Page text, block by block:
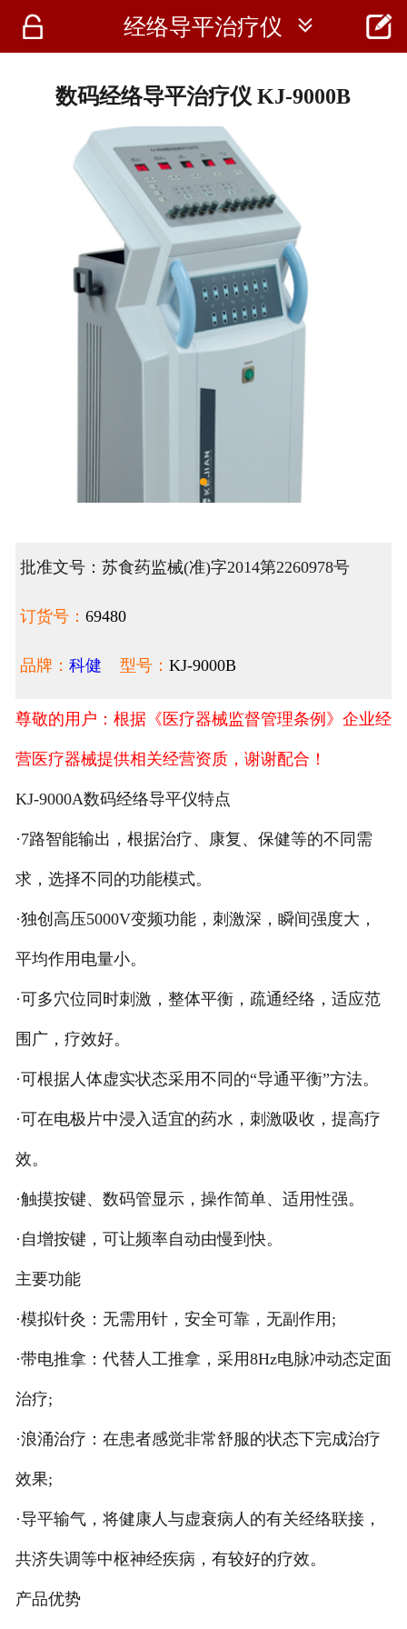
 首页
 经络导平治疗仪  
数码经络导平治疗仪 KJ-9000B
批准文号：苏食药监械(准)字2014第2260978号
订货号： 69480
品牌： 科健 型号： KJ-9000B
尊敬的用户：根据《医疗器械监督管理条例》企业经
营医疗器械提供相关经营资质，谢谢配合！
KJ-9000A数码经络导平仪特点
·7路智能输出，根据治疗、康复、保健等的不同需
求，选择不同的功能模式。
·独创高压5000V变频功能，刺激深，瞬间强度大，
平均作用电量小。
·可多穴位同时刺激，整体平衡，疏通经络，适应范
围广，疗效好。
·可根据人体虚实状态采用不同的“导通平衡”方法。
·可在电极片中浸入适宜的药水，刺激吸收，提高疗
效。
·触摸按键、数码管显示，操作简单、适用性强。
·自增按键，可让频率自动由慢到快。
主要功能
·模拟针灸：无需用针，安全可靠，无副作用;
·带电推拿：代替人工推拿，采用8Hz电脉冲动态定面
治疗;
·浪涌治疗：在患者感觉非常舒服的状态下完成治疗
效果;
·导平输气，将健康人与虚衰病人的有关经络联接，
共济失调等中枢神经疾病，有较好的疗效。
产品优势